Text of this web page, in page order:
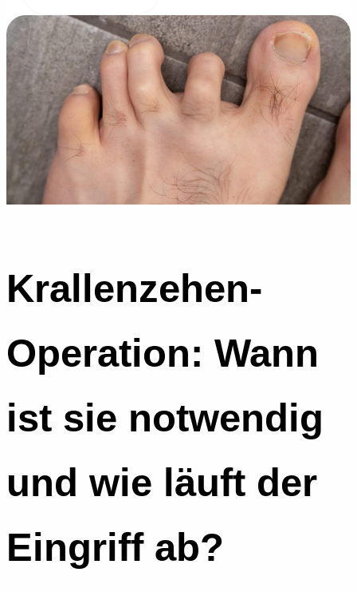
Krallenzehen-
Operation: Wann
ist sie notwendig
und wie läuft der
Eingriff ab?